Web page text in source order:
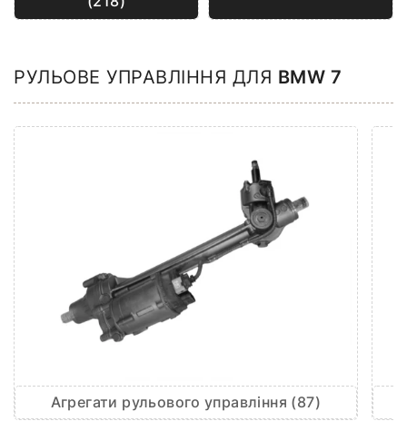
РУЛЬОВЕ УПРАВЛІННЯ ДЛЯ BMW 7
Агрегати рульового управління (87)